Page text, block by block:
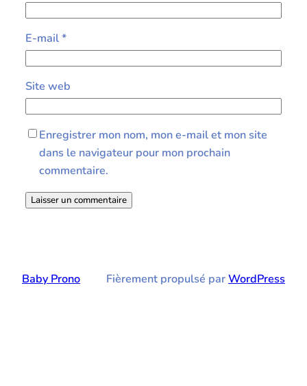
E-mail*
Site web
Enregistrer mon nom, mon e-mail et mon site
dans le navigateur pour mon prochain
commentaire.
Baby Prono Fièrement propulsé parWordPress